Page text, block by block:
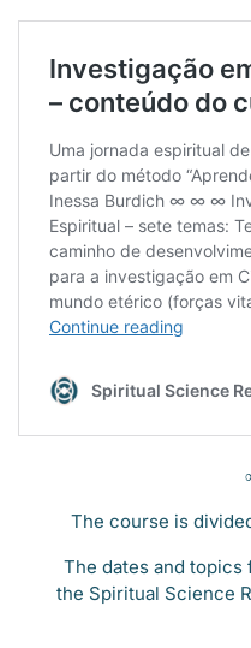
The course is
The dates and
the Spiritual Science